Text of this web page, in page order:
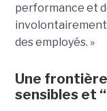
performance et
involontairement
des employés. »
Une
sensibles et